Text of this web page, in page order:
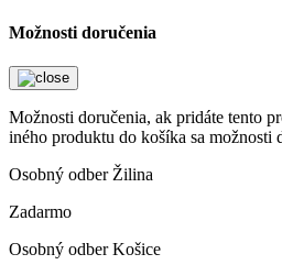
Možnosti doručenia
Možnosti doručenia, ak pridáte tento
iného produktu do košíka sa možnosti
Osobný odber Žilina
Zadarmo
Osobný odber Košice